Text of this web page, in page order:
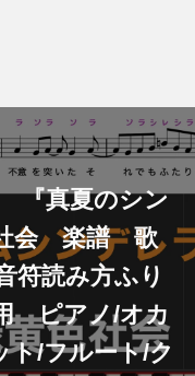
『真夏のシン
会 楽譜 歌
読み方ふり
ピアノ/オカ
/フルート/ク